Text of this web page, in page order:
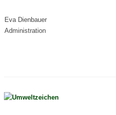
Eva Dienbauer
Administration